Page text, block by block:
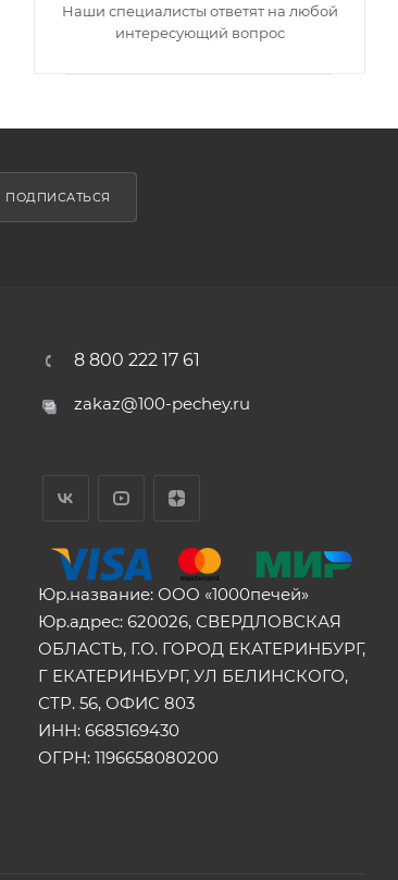
Наши специалисты ответят на любой
интересующий вопрос
ПОДПИСАТЬСЯ
8 800 222 17 61
zakaz@100-pechey.ru
Юр.название: ООО «1000печей»
Юр.адрес: 620026, СВЕРДЛОВСКАЯ
ОБЛАСТЬ, Г.О. ГОРОД ЕКАТЕРИНБУРГ,
Г ЕКАТЕРИНБУРГ, УЛ БЕЛИНСКОГО,
СТР. 56, ОФИС 803
ИНН: 6685169430
ОГРН: 1196658080200